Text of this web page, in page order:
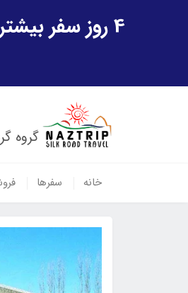
4 روز سفر بیشتر همراه با دیدار از شهر تاریخی خیوه و یک پرواز داخلی ازبکستان هدیه ویژه سفر شهریورماه
گروه
خانه سفرها